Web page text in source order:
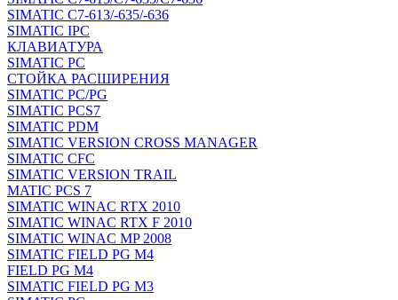
SIMATIC C7-613/-635/-636
SIMATIC IPC
КЛАВИАТУРА
SIMATIC PC
СТОЙКА РАСШИРЕНИЯ
SIMATIC PC/PG
SIMATIC PCS7
SIMATIC PDM
SIMATIC VERSION CROSS MANAGER
SIMATIC CFC
SIMATIC VERSION TRAIL
MATIC PCS 7
SIMATIC WINAC RTX 2010
SIMATIC WINAC RTX F 2010
SIMATIC WINAC MP 2008
SIMATIC FIELD PG M4
FIELD PG M4
SIMATIC FIELD PG M3